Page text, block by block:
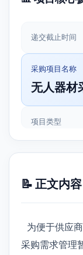
递交截止时间
采购项目名称
无人器材
项目类型
📝 正文内容
为便于供应
采购需求管理